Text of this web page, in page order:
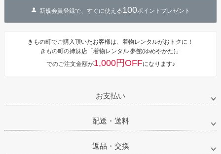
新規会員登録で、すぐに使える100ポイントプレゼント
きもの町でご購入頂いたお客様は、着物レンタルがおトクに！
きもの町の姉妹店「着物レンタル 夢館(ゆめやかた)」
でのご注文金額が1,000円OFFになります♪
お支払い
配送・送料
返品・交換